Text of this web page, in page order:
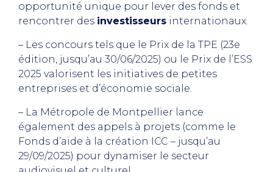
opportunité unique pour lever des fonds et
rencontrer des investisseurs internationaux.
– Les concours tels que le Prix de la TPE (23e
édition, jusqu’au 30/06/2025) ou le Prix de l’ESS
2025 valorisent les initiatives de petites
entreprises et d’économie sociale.
– La Métropole de Montpellier lance
également des appels à projets (comme le
Fonds d’aide à la création ICC – jusqu’au
29/09/2025) pour dynamiser le secteur